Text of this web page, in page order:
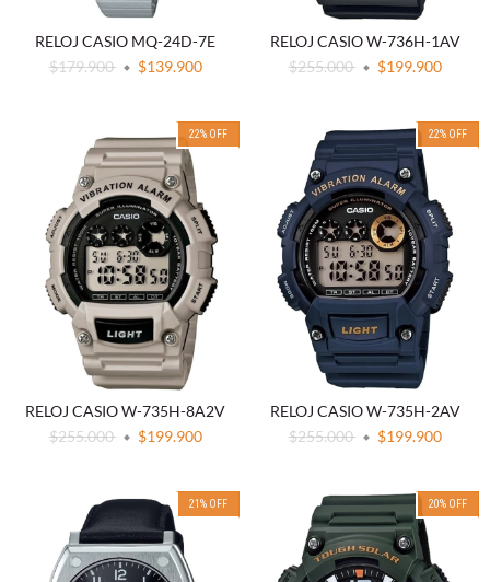
RELOJ CASIO MQ-24D-7E
$179.900
$139.900
RELOJ CASIO W-736H-1AV
$255.000
$199.900
22% OFF
RELOJ CASIO W-735H-8A2V
$255.000
$199.900
22% OFF
RELOJ CASIO W-735H-2AV
$255.000
$199.900
21 % OFF 20% OFF